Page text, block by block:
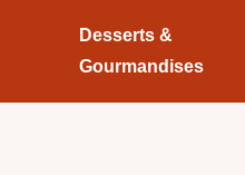
Desserts &
Gourmandises